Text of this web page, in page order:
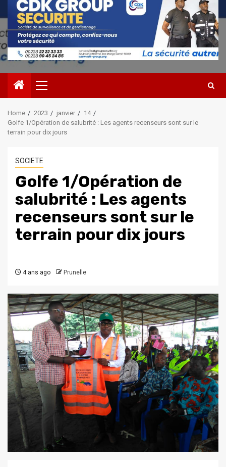
Primary
Menu
Home 2023 janvier
14
Golfe 1/Opération de salubrité : Les agents recenseurs sont sur le
terrain pour dix jours
SOCIETE
Golfe 1/Opération de
salubrité : Les agents
recenseurs sont sur le
terrain pour dix jours
4 ans ago Prunelle